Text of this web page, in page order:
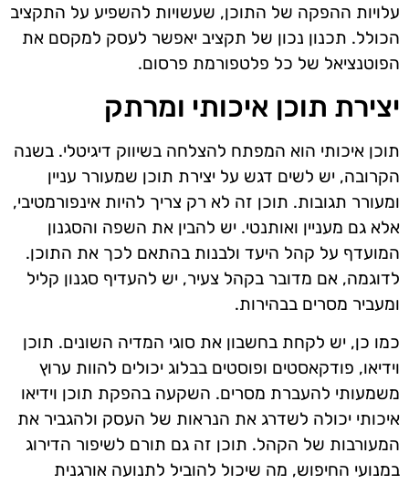
עלויות ההפקה של התוכן, שעשויות להשפיע על התקציב
הכולל. תכנון נכון של תקציב יאפשר לעסק למקסם את
הפוטנציאל של כל פלטפורמת פרסום.
יצירת תוכן איכותי ומרתק
תוכן איכותי הוא המפתח להצלחה בשיווק דיגיטלי. בשנה
הקרובה, יש לשים דגש על יצירת תוכן שמעורר עניין
ומעורר תגובות. תוכן זה לא רק צריך להיות אינפורמטיבי,
אלא גם מעניין ואותנטי. יש להבין את השפה והסגנון
המועדף על קהל היעד ולבנות בהתאם לכך את התוכן.
לדוגמה, אם מדובר בקהל צעיר, יש להעדיף סגנון קליל
ומעביר מסרים בבהירות.
כמו כן, יש לקחת בחשבון את סוגי המדיה השונים. תוכן
וידיאו, פודקאסטים ופוסטים בבלוג יכולים להוות ערוץ
משמעותי להעברת מסרים. השקעה בהפקת תוכן וידיאו
איכותי יכולה לשדרג את הנראות של העסק ולהגביר את
המעורבות של הקהל. תוכן זה גם תורם לשיפור הדירוג
במנועי החיפוש, מה שיכול להוביל לתנועה אורגנית